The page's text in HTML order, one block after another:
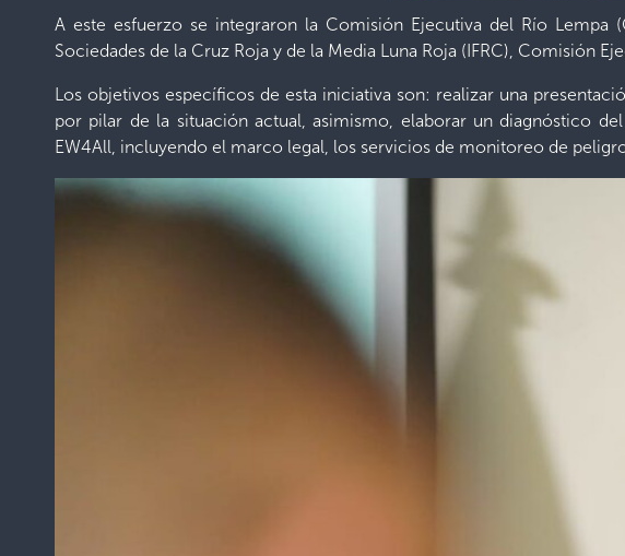
A este esfuerzo se integraron la Comisión Ejecutiva del Río Lempa
Sociedades de la Cruz Roja y de la Media Luna Roja (IFRC), Comisión
Los objetivos específicos de esta iniciativa son: realizar una
por pilar de la situación actual, asimismo, elaborar un diagnóstico
EW4All, incluyendo el marco legal, los servicios de monitoreo de